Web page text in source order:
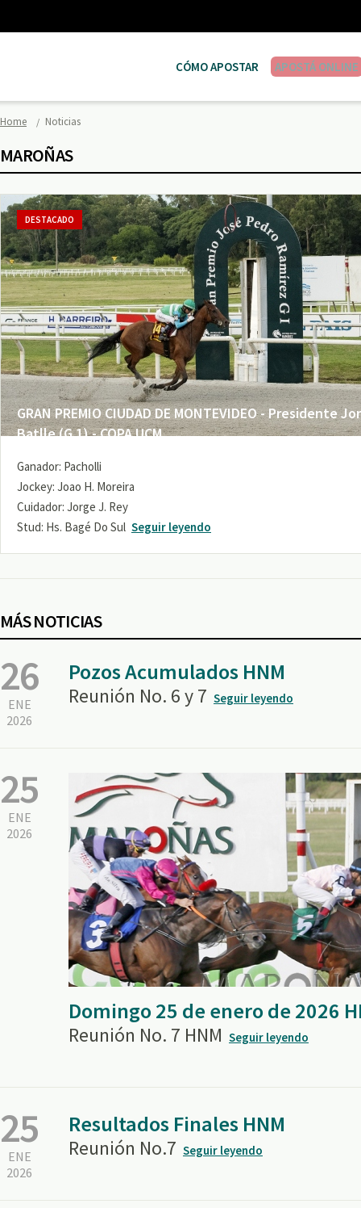
CÓMO APOSTAR APOSTÁ ONLINE
Home Noticias
MAROÑAS
GRAN PREMIO CIUDAD DE MONTEVIDEO - Presidente
Batlle (G 1) - COPA UCM
DESTACADO
Ganador: Pacholli
Jockey: Joao H. Moreira
Cuidador: Jorge J. Rey
Stud: Hs. Bagé Do Sul Seguir leyendo
MÁS NOTICIAS
26
ENE
2026
Pozos Acumulados HNM
Reunión No. 6 y 7 Seguir leyendo
25
ENE
2026
Domingo 25 de enero de 2026
Reunión No. 7 HNM Seguir leyendo
25
ENE
2026
Resultados Finales HNM
Reunión No.7 Seguir leyendo